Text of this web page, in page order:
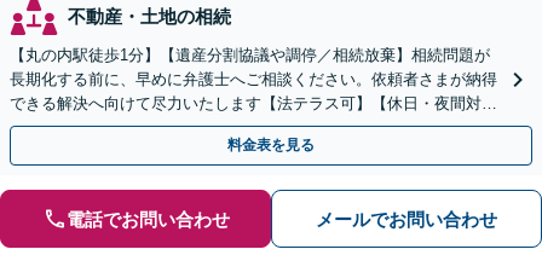
不動産・土地の相続
【丸の内駅徒歩1分】【遺産分割協議や調停／相続放棄】相続問題が
長期化する前に、早めに弁護士へご相談ください。依頼者さまが納得
できる解決へ向けて尽力いたします【法テラス可】【休日・夜間対
応】【初回相談30分無料】遺言書作成もお任せください。
料金表を見る
電話でお問い合わせ メールでお問い合わせ